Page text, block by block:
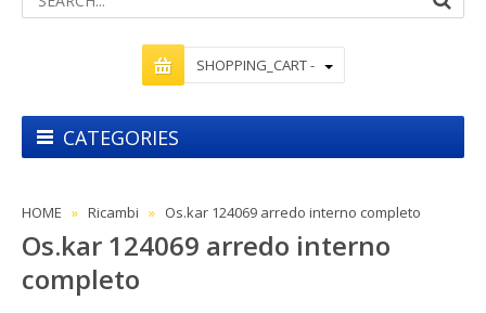
SHOPPING_CART -
CATEGORIES
HOME Ricambi Os.kar 124069 arredo interno completo
Os.kar 124069 arredo interno
completo